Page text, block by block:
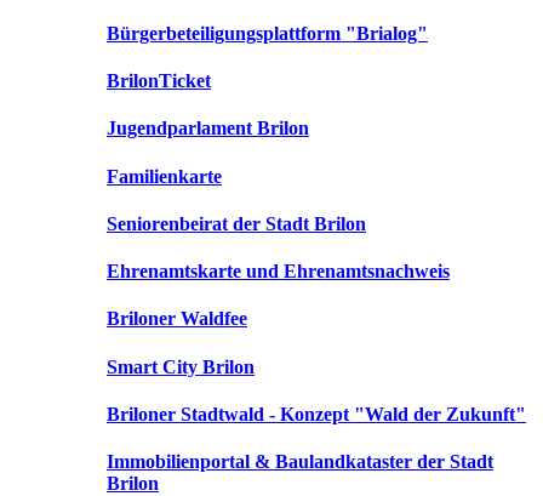
Bürgerbeteiligungsplattform "Brialog"
BrilonTicket
Jugendparlament Brilon
Familienkarte
Seniorenbeirat der Stadt Brilon
Ehrenamtskarte und Ehrenamtsnachweis
Briloner Waldfee
Smart City Brilon
Briloner Stadtwald - Konzept "Wald der Zukunft"
Immobilienportal & Baulandkataster der Stadt
Brilon